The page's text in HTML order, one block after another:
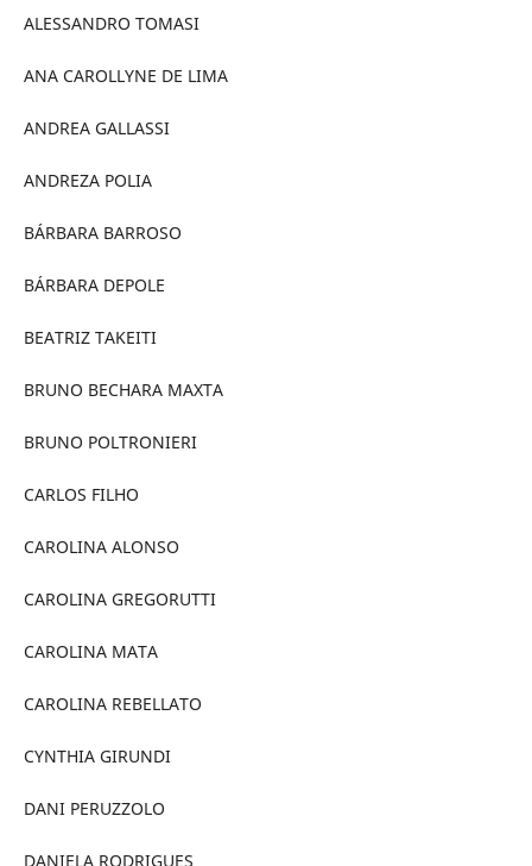
ALESSANDRO TOMASI
ANA CAROLLYNE DE LIMA
ANDREA GALLASSI
ANDREZA POLIA
BÁRBARA BARROSO
BÁRBARA DEPOLE
BEATRIZ TAKEITI
BRUNO BECHARA MAXTA
BRUNO POLTRONIERI
CARLOS FILHO
CAROLINA ALONSO
CAROLINA GREGORUTTI
CAROLINA MATA
CAROLINA REBELLATO
CYNTHIA GIRUNDI
DANI PERUZZOLO
DANIELA RODRIGUES